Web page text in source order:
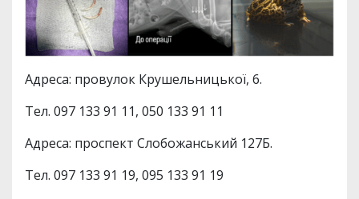
Адреса: провулок Крушельницької, 6.
Тел. 097 133 91 11, 050 133 91 11
Адреса: проспект Слобожанський 127Б.
Тел. 097 133 91 19, 095 133 91 19